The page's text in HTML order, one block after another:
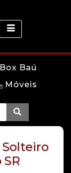
Box Baú
Móveis
Solteiro